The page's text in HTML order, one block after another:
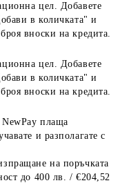
цел. Добавете
в количката" и
вноски на кредита.
цел. Добавете
в количката" и
вноски на кредита.
плаща
и разполагате с
на поръчката
до 400 лв. / €204,52